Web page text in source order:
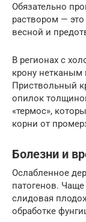
Обязательно
раствором —
весной и
В регионах с
крону нетканым
Приствольный
опилок
«термос»,
корни от
Болезни и
Ослабленное
патогенов.
слидовая
обработке